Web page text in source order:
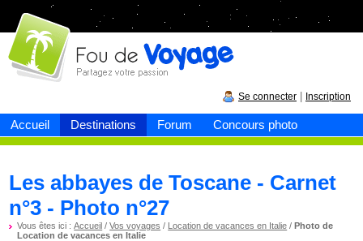
Accueil Destinations Forum Concours photo
Fou devoyage
Se connecter Inscription
Les abbayes de Toscane - Carnet
n°3 - Photo n°27
Vous êtes ici :Accueil /Vos voyages / Location de vacances en Italie /Photo de
Location de vacances en Italie